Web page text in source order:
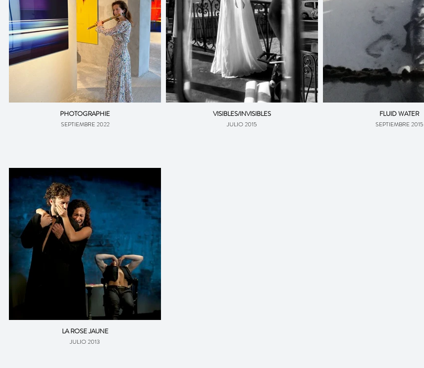
PHOTOGRAPHIE
SEPTIEMBRE 2022
VISIBLES/INVISIBLES
JULIO 2015
FLUID WATER
SEPTIEMBRE 2015
LA ROSE JAUNE
JULIO 2013